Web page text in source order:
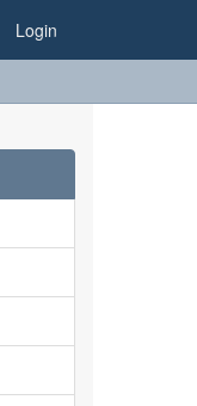
Login